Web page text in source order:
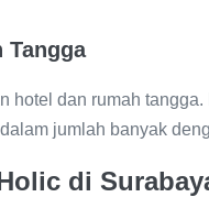
Tangga
hotel dan rumah
jumlah banyak
di